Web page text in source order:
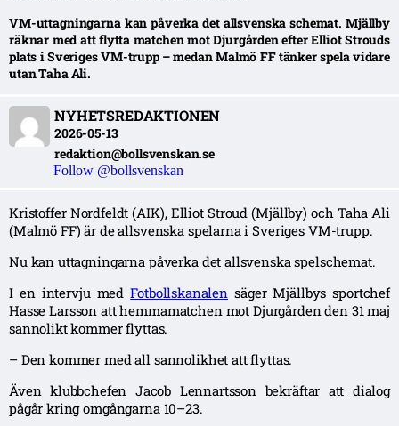
VM-uttagningarna kan påverka det allsvenska schemat. Mjällby
räknar med att flytta matchen mot Djurgården efter Elliot Strouds
plats i Sveriges VM-trupp – medan Malmö FF tänker spela vidare
utan Taha Ali.
NYHETSREDAKTIONEN
2026-05-13
redaktion@bollsvenskan.se
Follow @bollsvenskan
Kristoffer Nordfeldt (AIK), Elliot Stroud (Mjällby) och Taha Ali
(Malmö FF) är de allsvenska spelarna i Sveriges VM-trupp.
Nu kan uttagningarna påverka det allsvenska spelschemat.
I en intervju medFotbollskanalen säger Mjällbys sportchef
Hasse Larsson att hemmamatchen mot Djurgården den 31 maj
sannolikt kommer flyttas.
– Den kommer med all sannolikhet att flyttas.
Även klubbchefen Jacob Lennartsson bekräftar att dialog
pågår kring omgångarna 10–23.